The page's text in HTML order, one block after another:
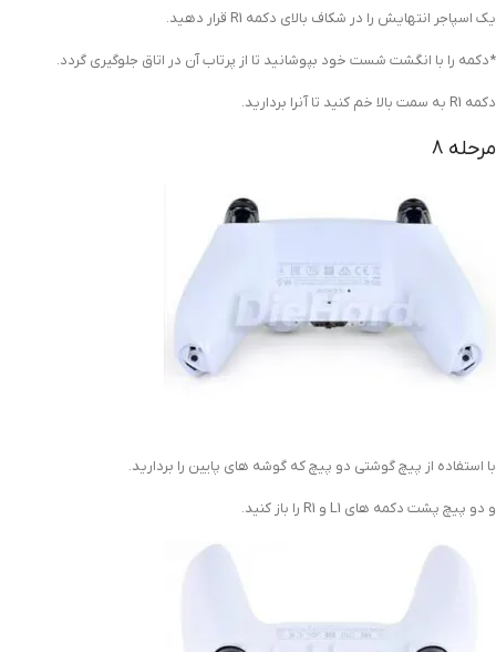
یک اسپاجر انتهایش را در شکاف بالای دکمه R1 قرار دهید.
*دکمه را با انگشت شست خود بپوشانید تا از پرتاب آن در اتاق جلوگیری گردد.
دکمه R1 به سمت بالا خم کنید تا آنرا بردارید.
مرحله 8
با استفاده از پیچ گوشتی دو پیچ که گوشه های پایین را بردارید.
و دو پیچ پشت دکمه های L1 و R1 را باز کنید.